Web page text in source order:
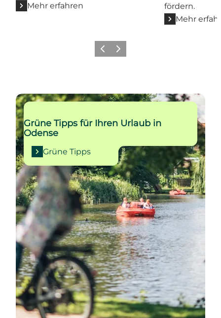
Mehr erfahren
fördern.
Mehr
ZurückWeiter
Grüne Tipps
Grüne Tipps für Ihren Urlaub in
Odense
Grüne Tipps